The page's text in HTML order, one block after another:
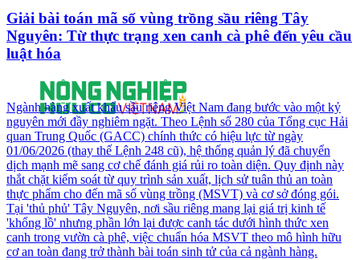
Giải bài toán mã số vùng trồng sầu riêng Tây
Nguyên: Từ thực trạng xen canh cà phê đến yêu cầu
luật hóa
Ngành hàng xuất khẩu sầu riêng Việt Nam đang bước vào một kỷ
nguyên mới đầy nghiêm ngặt. Theo Lệnh số 280 của Tổng cục Hải
quan Trung Quốc (GACC) chính thức có hiệu lực từ ngày
01/06/2026 (thay thế Lệnh 248 cũ), hệ thống quản lý đã chuyển
dịch mạnh mẽ sang cơ chế đánh giá rủi ro toàn diện. Quy định này
thắt chặt kiểm soát từ quy trình sản xuất, lịch sử tuân thủ an toàn
thực phẩm cho đến mã số vùng trồng (MSVT) và cơ sở đóng gói.
Tại 'thủ phủ' Tây Nguyên, nơi sầu riêng mang lại giá trị kinh tế
'khổng lồ' nhưng phần lớn lại được canh tác dưới hình thức xen
canh trong vườn cà phê, việc chuẩn hóa MSVT theo mô hình hữu
cơ an toàn đang trở thành bài toán sinh tử của cả ngành hàng.